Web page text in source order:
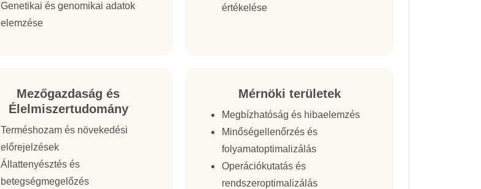
Genetikai és genomikai adatok
elemzése
értékelése
Mezőgazdaság és
Élelmiszertudomány
Terméshozam és növekedési
előrejelzések
Állattenyésztés és
betegségmegelőzés
Mérnöki területek
Megbízhatóság és hibaelemzés
Minőségellenőrzés és
folyamatoptimalizálás
Operációkutatás és
rendszeroptimalizálás